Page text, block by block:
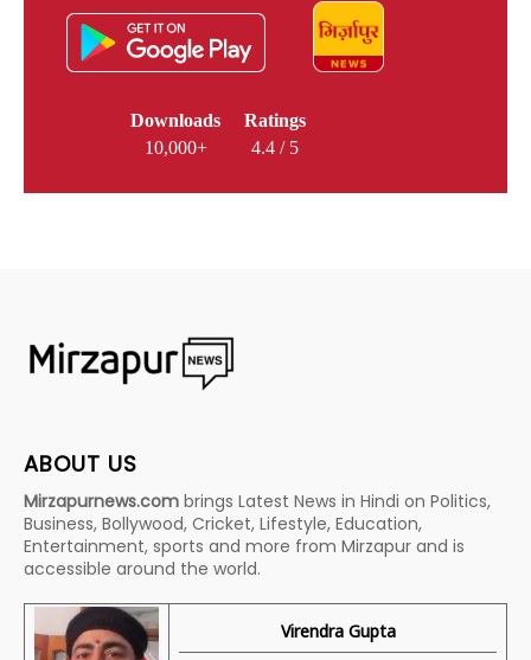
Downloads
10,000+
Ratings
4.4 / 5
ABOUT US
Mirzapurnews.com brings Latest News in Hindi on Politics,
Business, Bollywood, Cricket, Lifestyle, Education,
Entertainment, sports and more from Mirzapur and is
accessible around the world.
Virendra Gupta